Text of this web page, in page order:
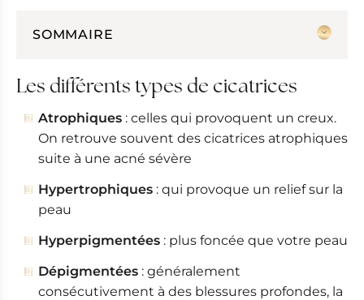
SOMMAIRE
Traitement d'une cicatrice
Les solutions techniques
L'avis du Dr Benouaiche
Les différents types de cicatrices
Atrophiques : celles qui provoquent un creux.
On retrouve souvent des cicatrices atrophiques
suite à une acné sévère
Hypertrophiques : qui provoque un relief sur la
peau
Hyperpigmentées : plus foncée que votre peau
Dépigmentées : généralement
consécutivement à des blessures profondes, la